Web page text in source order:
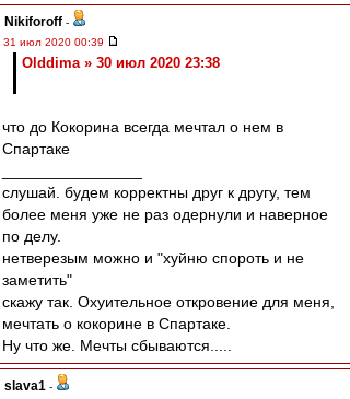
Nikiforoff -
31 июл 2020 00:39
Olddima » 30 июл 2020 23:38
что до Кокорина всегда мечтал о нем в
Спартаке
слушай. будем корректны друг к другу, тем
более меня уже не раз одернули и наверное
по делу.
нетверезым можно и "хуйню спороть и не
заметить"
скажу так. Охуительное откровение для меня,
мечтать о кокорине в Спартаке.
Ну что же. Мечты сбываются.....
slava1 -